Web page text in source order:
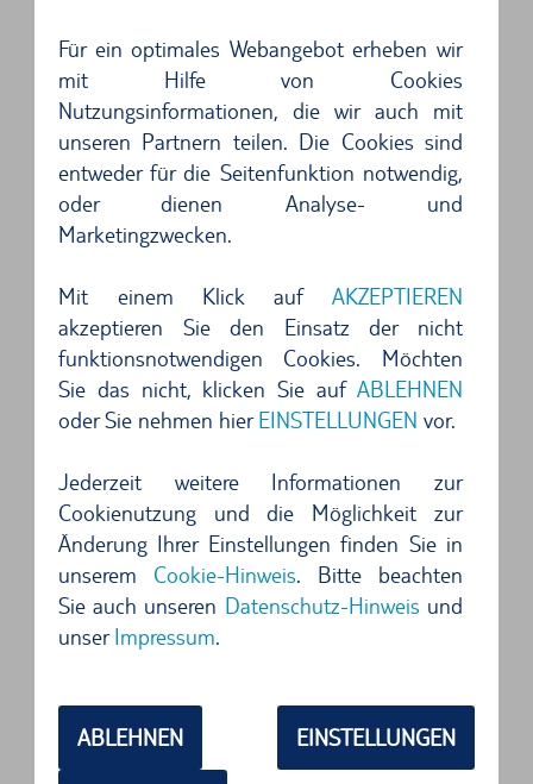
Für ein optimales Webangebot erheben wir
mit Hilfe von Cookies
Nutzungsinformationen, die wir auch mit
unseren Partnern teilen. Die Cookies sind
entweder für die Seitenfunktion notwendig,
oder dienen Analyse- und
Marketingzwecken.
Mit einem Klick aufAKZEPTIEREN
akzeptieren Sie den Einsatz der nicht
funktionsnotwendigen Cookies. Möchten
Sie das nicht, klicken Sie aufABLEHNEN
oder Sie nehmen hierEINSTELLUNGEN vor.
Jederzeit weitere Informationen zur
Cookienutzung und die Möglichkeit zur
Änderung Ihrer Einstellungen finden Sie in
unserem Cookie-Hinweis. Bitte beachten
Sie auch unseren Datenschutz-Hinweis und
unserImpressum.
ABLEHNEN EINSTELLUNGEN
zur faszinierenden Metropole im Westen
Kanadas. Wenn Sie das Beste aus Ihrem
Aufenthalt machen wollen, sollten Sie unbedingt
einen Mietwagen buchen. Mit einem Mietwagen
können Sie die Vielfalt der Region in Ihrem
Abenteuer erleben. Tauchen Sie ein in die
Vorzüge und die Schönheit, die ein Mietauto ab
Vancouver Flughafen bietet.
Ungebundene Freiheit: Die Vorteile
eines Mietwagens am Vancouver
Flughafen
Ein Mietwagen ab Vancouver Flughafen bietet
Ihnen die Freiheit, Ihre Reise ganz nach Ihren
Wünschen zu gestalten. Keine langen
teure Taxifahrten – steigen Sie einfach in Ihren
Traumwagen und los geht's! Ob atemberaubende